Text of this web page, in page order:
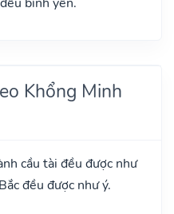
Khổng Minh
cầu tài đều được như
đều được như ý.